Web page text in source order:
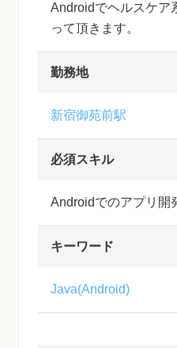
Androidでヘルスケア
って頂きます。
勤務地
新宿御苑前駅
必須スキル
Androidでのアプリ開
キーワード
Java(Android)